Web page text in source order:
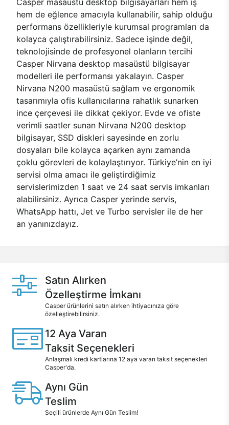
hem de eğlence amacıyla kullanabilir, sahip olduğu
performans özellikleriyle kurumsal programları da
kolayca çalıştırabilirsiniz. Sadece işinde değil,
teknolojisinde de profesyonel olanların tercihi
Casper Nirvana desktop masaüstü bilgisayar
modelleri ile performansı yakalayın. Casper
Nirvana N200 masaüstü sağlam ve ergonomik
tasarımıyla ofis kullanıcılarına rahatlık sunarken
ince çerçevesi ile dikkat çekiyor. Evde ve ofiste
verimli saatler sunan Nirvana N200 desktop
bilgisayar, SSD diskleri sayesinde en zorlu
dosyaları bile kolayca açarken aynı zamanda
çoklu görevleri de kolaylaştırıyor. Türkiye’nin en iyi
servisi olma amacı ile geliştirdiğimiz
servislerimizden 1 saat ve 24 saat servis imkanları
alabilirsiniz. Ayrıca Casper yerinde servis,
WhatsApp hattı, Jet ve Turbo servisler ile de her
an yanınızdayız.
Satın Alırken
Özelleştirme İmkanı
Casper ürünlerini satın alırken ihtiyacınıza göre
özelleştirebilirsiniz.
12 Aya Varan
Taksit Seçenekleri
Anlaşmalı kredi kartlarına 12 aya varan taksit seçenekleri
Casper'da.
Aynı Gün
Teslim
Seçili ürünlerde Aynı Gün Teslim!